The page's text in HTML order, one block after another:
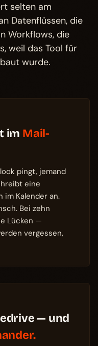
selten am
Datenflüssen, die
Workflows, die
weil das Tool für
wurde.
im Mail-
pingt, jemand
eine
im Kalender an.
Bei zehn
Lücken —
vergessen,
— und